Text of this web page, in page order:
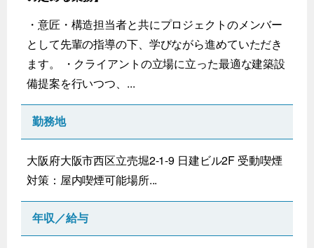
・意匠・構造担当者と共にプロジェクトのメンバー
として先輩の指導の下、学びながら進めていただき
ます。 ・クライアントの立場に立った最適な建築設
備提案を行いつつ、...
勤務地
大阪府大阪市西区立売堀2-1-9 日建ビル2F 受動喫煙
対策：屋内喫煙可能場所...
年収／給与